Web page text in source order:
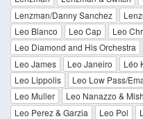
Lenzman/Danny Sanchez
Leo Blanco
Leo Cap Leo
Leo Diamond and His Orchestra
Leo James
Leo Janeiro Léo
Leo Lippolis
Leo Low Pass/
Leo Muller
Leo Nanazzo &
Leo Perez & Garzia
Leo Pol